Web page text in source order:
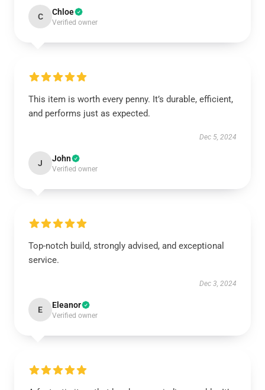
C Chloe
Verified owner
This item is worth every penny. It’s durable, efficient,
and performs just as expected.
Dec 5, 2024
J John
Verified owner
Top-notch build, strongly advised, and exceptional
service.
Dec 3, 2024
E Eleanor
Verified owner